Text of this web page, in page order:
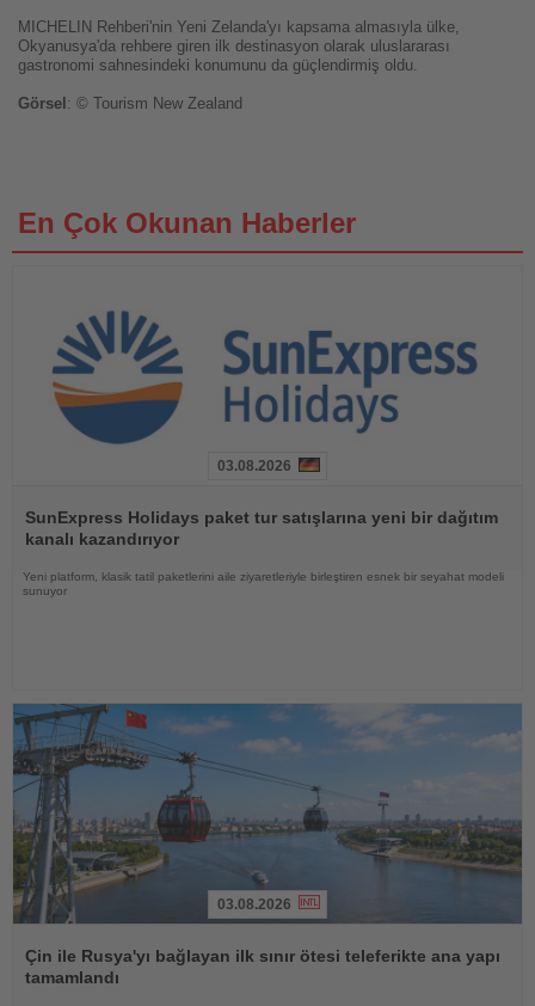
MICHELIN Rehberi'nin Yeni Zelanda'yı kapsama almasıyla ülke,
Okyanusya'da rehbere giren ilk destinasyon olarak uluslararası
gastronomi sahnesindeki konumunu da güçlendirmiş oldu.
Görsel : © Tourism New Zealand
En Çok Okunan Haberler
Oku
03.08.2026
SunExpress Holidays paket tur satışlarına yeni bir dağıtım
kanalı kazandırıyor
Yeni platform, klasik tatil paketlerini aile ziyaretleriyle birleştiren esnek bir seyahat modeli
sunuyor
Oku
03.08.2026
Çin ile Rusya'yı bağlayan ilk sınır ötesi teleferikte ana yapı
tamamlandı